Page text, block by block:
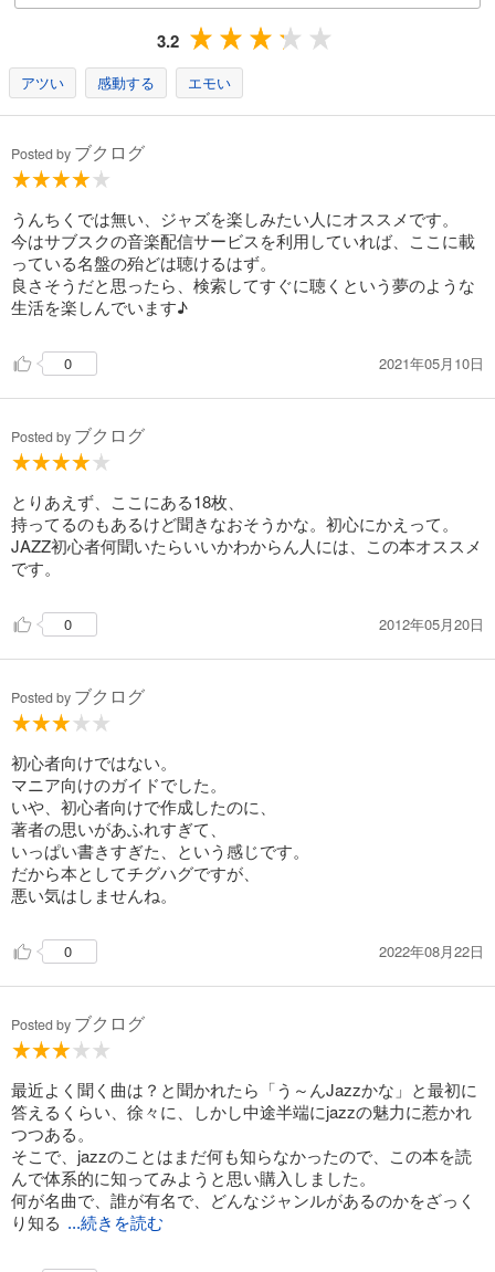
3.2
アツい 感動する エモい
Posted by ブクログ
うんちくでは無い、ジャズを楽しみたい人にオススメです。
今はサブスクの音楽配信サービスを利用していれば、ここに載
っている名盤の殆どは聴けるはず。
良さそうだと思ったら、検索してすぐに聴くという夢のような
生活を楽しんでいます♪
0 2021年05月10日
Posted by ブクログ
とりあえず、ここにある18枚、
持ってるのもあるけど聞きなおそうかな。初心にかえって。
JAZZ初心者何聞いたらいいかわからん人には、この本オススメ
です。
0 2012年05月20日
Posted by ブクログ
初心者向けではない。
マニア向けのガイドでした。
いや、初心者向けで作成したのに、
著者の思いがあふれすぎて、
いっぱい書きすぎた、という感じです。
だから本としてチグハグですが、
悪い気はしませんね。
0 2022年08月22日
Posted by ブクログ
最近よく聞く曲は？と聞かれたら「う～んJazzかな」と最初に
答えるくらい、徐々に、しかし中途半端にjazzの魅力に惹かれ
つつある。
そこで、jazzのことはまだ何も知らなかったので、この本を読
んで体系的に知ってみようと思い購入しました。
何が名曲で、誰が有名で、どんなジャンルがあるのかをざっく
り知る ...続きを読む